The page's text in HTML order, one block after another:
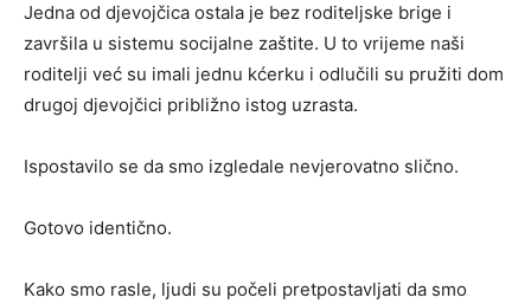
Jedna od djevojčica ostala je bez roditeljske brige i
završila u sistemu socijalne zaštite. U to vrijeme naši
roditelji već su imali jednu kćerku i odlučili su pružiti dom
drugoj djevojčici približno istog uzrasta.
Ispostavilo se da smo izgledale nevjerovatno slično.
Gotovo identično.
Kako smo rasle, ljudi su počeli pretpostavljati da smo